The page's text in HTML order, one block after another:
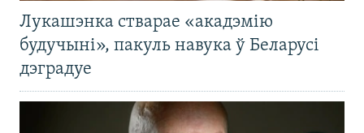
Лукашэнка стварае «акадэмію
будучыні», пакуль навука ў Беларусі
дэградуе